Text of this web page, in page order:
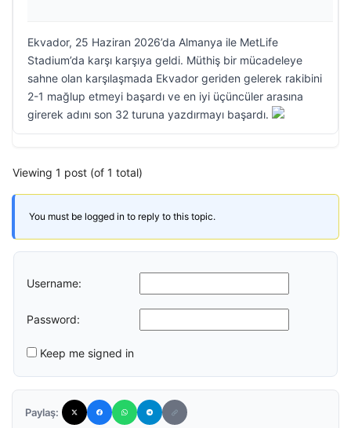
Ekvador, 25 Haziran 2026’da Almanya ile MetLife
Stadium’da karşı karşıya geldi. Müthiş bir mücadeleye
sahne olan karşılaşmada Ekvador geriden gelerek rakibini
2-1 mağlup etmeyi başardı ve en iyi üçüncüler arasına
girerek adını son 32 turuna yazdırmayı başardı.
Viewing 1 post (of 1 total)
You must be logged in to reply to this topic.
Username:
Password:
Keep me signed in
Paylaş: